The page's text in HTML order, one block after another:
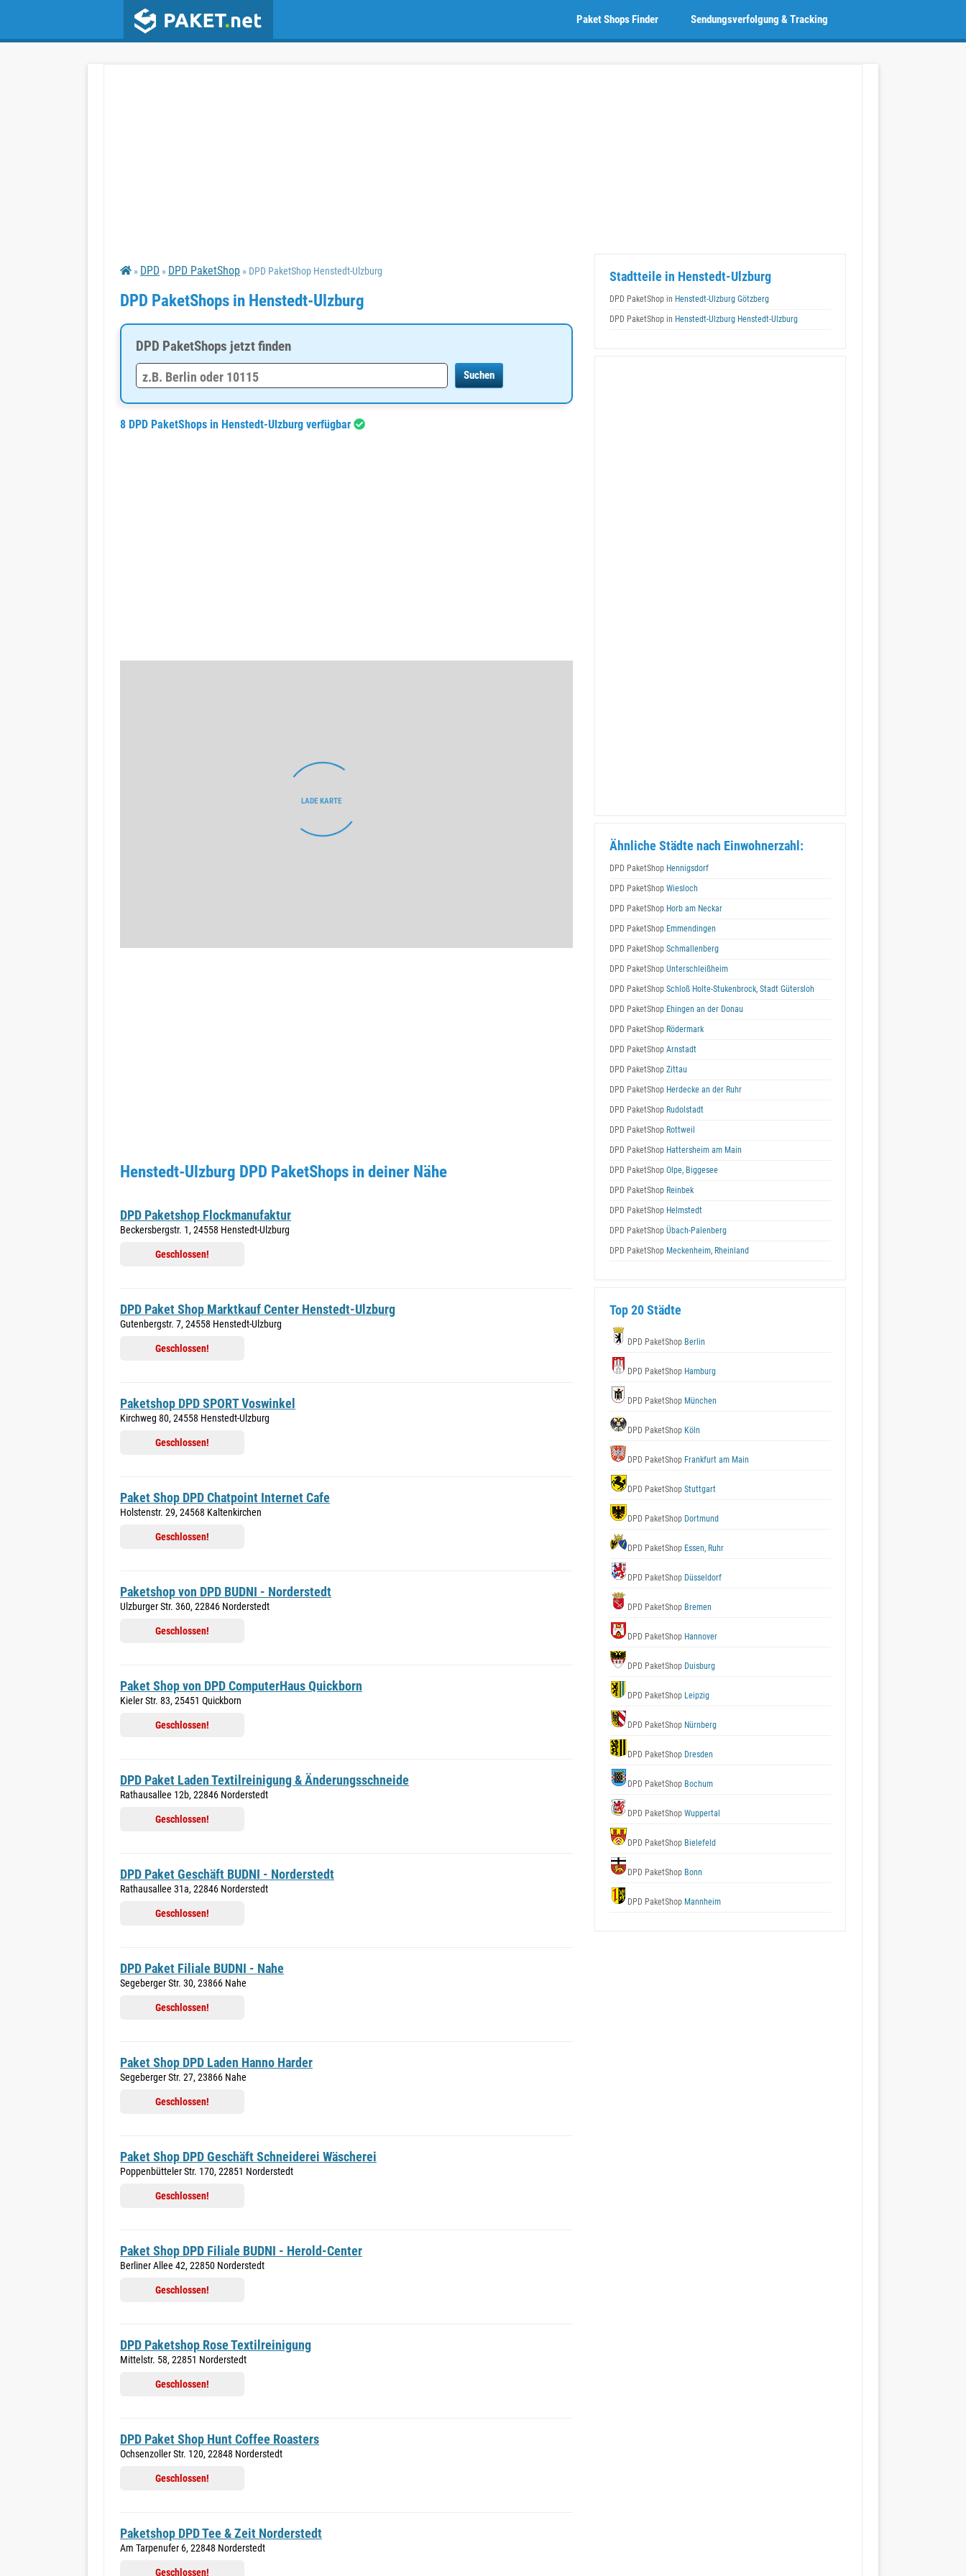
Sendungsverfolgung & Tracking
Paket Shops Finder
» DPD » DPD PaketShop » DPD PaketShop Henstedt-Ulzburg
DPD PaketShops in Henstedt-Ulzburg
DPD PaketShops jetzt finden
8 DPD PaketShops in Henstedt-Ulzburg verfügbar
Henstedt-Ulzburg DPD PaketShops in deiner Nähe
DPD Paketshop Flockmanufaktur
Beckersbergstr. 1, 24558 Henstedt-Ulzburg
Geschlossen!
DPD Paket Shop Marktkauf Center Henstedt-Ulzburg
Gutenbergstr. 7, 24558 Henstedt-Ulzburg
Geschlossen!
Paketshop DPD SPORT Voswinkel
Kirchweg 80, 24558 Henstedt-Ulzburg
Geschlossen!
Paket Shop DPD Chatpoint Internet Cafe
Holstenstr. 29, 24568 Kaltenkirchen
Geschlossen!
Paketshop von DPD BUDNI - Norderstedt
Ulzburger Str. 360, 22846 Norderstedt
Geschlossen!
Paket Shop von DPD ComputerHaus Quickborn
Kieler Str. 83, 25451 Quickborn
Geschlossen!
DPD Paket Laden Textilreinigung & Änderungsschneide
Rathausallee 12b, 22846 Norderstedt
Geschlossen!
DPD Paket Geschäft BUDNI - Norderstedt
Rathausallee 31a, 22846 Norderstedt
Geschlossen!
DPD Paket Filiale BUDNI - Nahe
Segeberger Str. 30, 23866 Nahe
Geschlossen!
Paket Shop DPD Laden Hanno Harder
Segeberger Str. 27, 23866 Nahe
Geschlossen!
Paket Shop DPD Geschäft Schneiderei Wäscherei
Poppenbütteler Str. 170, 22851 Norderstedt
Geschlossen!
Paket Shop DPD Filiale BUDNI - Herold-Center
Berliner Allee 42, 22850 Norderstedt
Geschlossen!
DPD Paketshop Rose Textilreinigung
Mittelstr. 58, 22851 Norderstedt
Geschlossen!
DPD Paket Shop Hunt Coffee Roasters
Ochsenzoller Str. 120, 22848 Norderstedt
Geschlossen!
Paketshop DPD Tee & Zeit Norderstedt
Am Tarpenufer 6, 22848 Norderstedt
Geschlossen!
Stadtteile in Henstedt-Ulzburg
DPD PaketShop in Henstedt-Ulzburg Götzberg
DPD PaketShop in Henstedt-Ulzburg Henstedt-Ulzburg
Ähnliche Städte nach Einwohnerzahl:
DPD PaketShop Hennigsdorf
DPD PaketShop Wiesloch
DPD PaketShop Horb am Neckar
DPD PaketShop Emmendingen
DPD PaketShop Schmallenberg
DPD PaketShop Unterschleißheim
DPD PaketShop Schloß Holte-Stukenbrock, Stadt Gütersloh
DPD PaketShop Ehingen an der Donau
DPD PaketShop Rödermark
DPD PaketShop Arnstadt
DPD PaketShop Zittau
DPD PaketShop Herdecke an der Ruhr
DPD PaketShop Rudolstadt
DPD PaketShop Rottweil
DPD PaketShop Hattersheim am Main
DPD PaketShop Olpe, Biggesee
DPD PaketShop Reinbek
DPD PaketShop Helmstedt
DPD PaketShop Übach-Palenberg
DPD PaketShop Meckenheim, Rheinland
Top 20 Städte
DPD PaketShop Berlin
DPD PaketShop Hamburg
DPD PaketShop München
DPD PaketShop Köln
DPD PaketShop Frankfurt am Main
DPD PaketShop Stuttgart
DPD PaketShop Dortmund
DPD PaketShop Essen, Ruhr
DPD PaketShop Düsseldorf
DPD PaketShop Bremen
DPD PaketShop Hannover
DPD PaketShop Duisburg
DPD PaketShop Leipzig
DPD PaketShop Nürnberg
DPD PaketShop Dresden
DPD PaketShop Bochum
DPD PaketShop Wuppertal
DPD PaketShop Bielefeld
DPD PaketShop Bonn
DPD PaketShop Mannheim